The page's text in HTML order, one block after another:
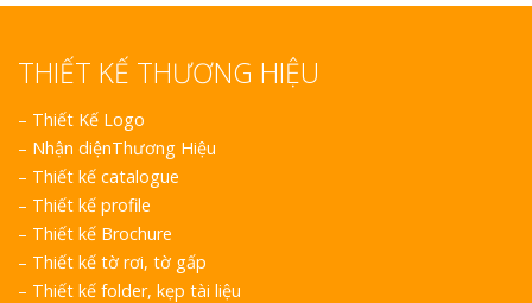
THIẾT KẾ THƯƠNG HIỆU
– Thiết Kế Logo
– Nhận diệnThương Hiệu
– Thiết kế catalogue
– Thiết kế profile
– Thiết kế Brochure
– Thiết kế tờ rơi, tờ gấp
– Thiết kế folder, kẹp tài liệu